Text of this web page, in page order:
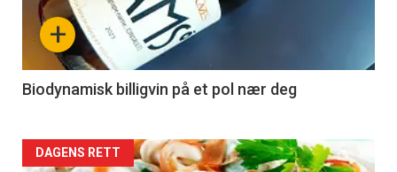
nå
4
+
Biodynamisk billigvin på et pol nær deg
Forsiden
DAGENS RETT